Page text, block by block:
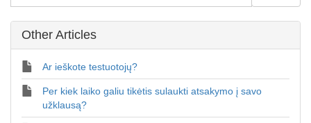
Other Articles
Ar ieškote testuotojų?
Per kiek laiko galiu tikėtis sulaukti atsakymo į savo
užklausą?